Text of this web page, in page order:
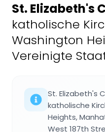
St. Elizabeth's
katholische
Washington
Vereinigte
St. Elizabeth's
katholische
Heights,
West 187th